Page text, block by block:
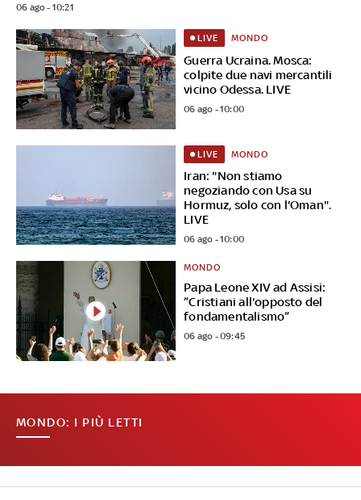
06 ago - 10:21
Guerra Ucraina. Mosca:
colpite due navi mercantili
vicino Odessa. LIVE
LIVE MONDO
06 ago - 10:00
Iran: "Non stiamo
negoziando con Usa su
Hormuz, solo con l'Oman".
LIVE
LIVE MONDO
06 ago - 10:00
Papa Leone XIV ad Assisi:
”Cristiani all'opposto del
fondamentalismo”
MONDO
06 ago - 09:45
MONDO: I PIÙ LETTI